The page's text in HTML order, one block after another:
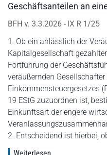
Geschäftsanteilen an
BFH v. 3.3.2026 - IX R 1/25
1. Ob ein anlässlich der
Kapitalgesellschaft
Fortführung der
veräußernden
Einkommensteuergesetzes
19 EStG zuzuordnen ist,
Einkunftsart der engere
2. Entscheidend ist hierbei,
Weiterlesen